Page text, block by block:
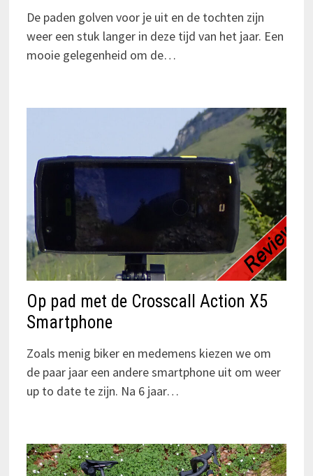
De paden golven voor je uit en de tochten zijn
weer een stuk langer in deze tijd van het jaar. Een
mooie gelegenheid om de…
Op pad met de Crosscall Action X5
Smartphone
Zoals menig biker en medemens kiezen we om
de paar jaar een andere smartphone uit om weer
up to date te zijn. Na 6 jaar…